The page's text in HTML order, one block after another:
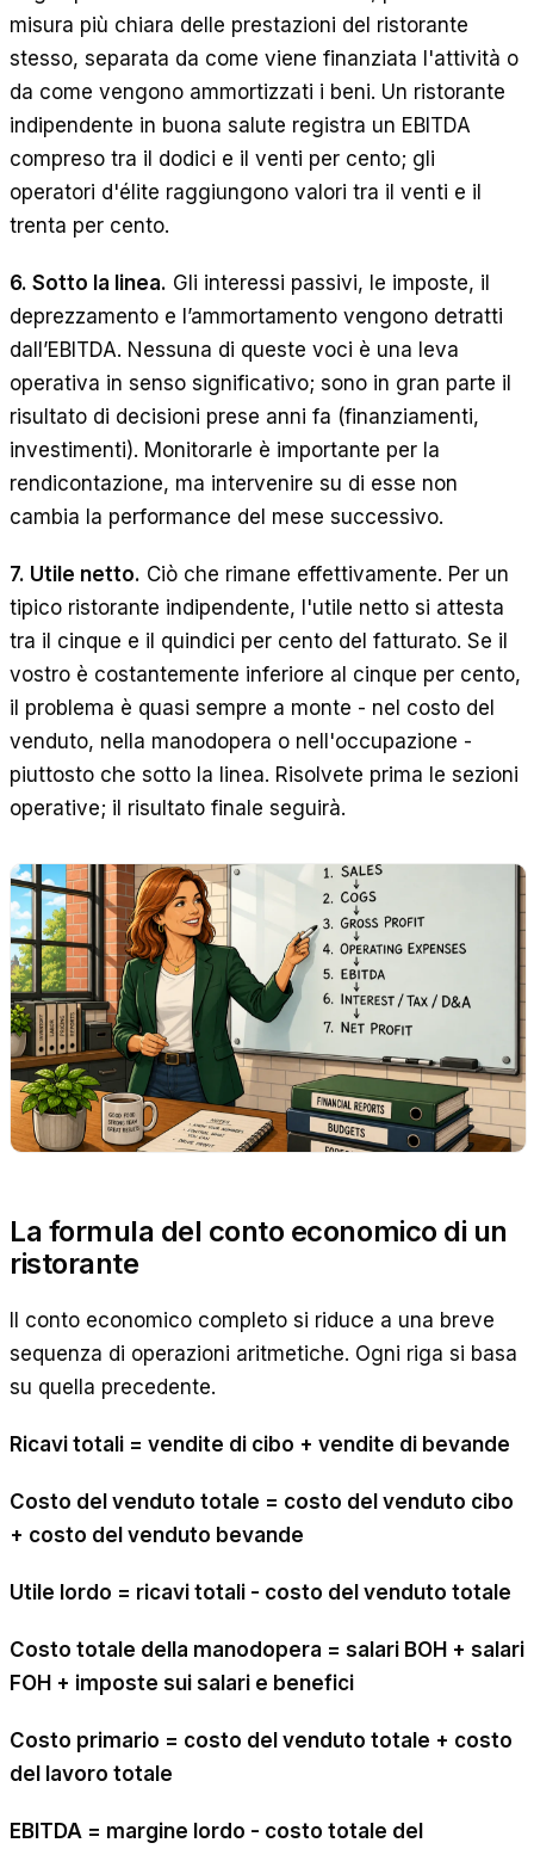
misura più chiara delle prestazioni del ristorante
stesso, separata da come viene finanziata l'attività o
da come vengono ammortizzati i beni. Un ristorante
indipendente in buona salute registra un EBITDA
compreso tra il dodici e il venti per cento; gli
operatori d'élite raggiungono valori tra il venti e il
trenta per cento.
6. Sotto la linea. Gli interessi passivi, le imposte, il
deprezzamento e l’ammortamento vengono detratti
dall’EBITDA. Nessuna di queste voci è una leva
operativa in senso significativo; sono in gran parte il
risultato di decisioni prese anni fa (finanziamenti,
investimenti). Monitorarle è importante per la
rendicontazione, ma intervenire su di esse non
cambia la performance del mese successivo.
7. Utile netto. Ciò che rimane effettivamente. Per un
tipico ristorante indipendente, l'utile netto si attesta
tra il cinque e il quindici per cento del fatturato. Se il
vostro è costantemente inferiore al cinque per cento,
il problema è quasi sempre a monte - nel costo del
venduto, nella manodopera o nell'occupazione -
piuttosto che sotto la linea. Risolvete prima le sezioni
operative; il risultato finale seguirà.
La formula del conto economico di un
ristorante
Il conto economico completo si riduce a una breve
sequenza di operazioni aritmetiche. Ogni riga si basa
su quella precedente.
Ricavi totali = vendite di cibo + vendite di bevande
Costo del venduto totale = costo del venduto cibo
+ costo del venduto bevande
Utile lordo = ricavi totali - costo del venduto totale
Costo totale della manodopera = salari BOH + salari
FOH + imposte sui salari e benefici
Costo primario = costo del venduto totale + costo
del lavoro totale
EBITDA = margine lordo - costo totale del